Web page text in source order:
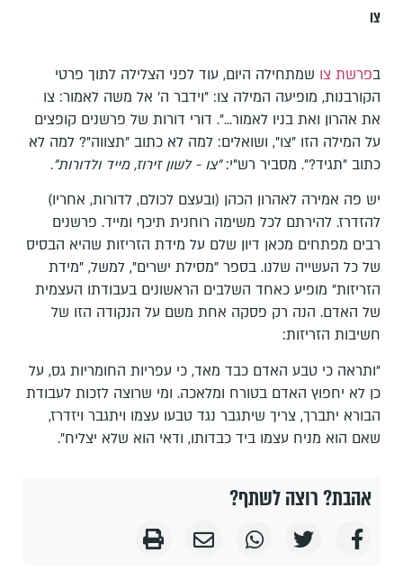
צו
בפרשת צו שמתחילה היום, עוד לפני הצלילה לתוך פרטי
הקורבנות, מופיעה המילה צו: "וידבר ה' אל משה לאמור: צו
את אהרון ואת בניו לאמור...". דורי דורות של פרשנים קופצים
על המילה הזו "צו", ושואלים: למה לא כתוב "תצווה"? למה לא
כתוב "תגיד?". מסביר רש"י:"צו - לשון זירוז, מייד ולדורות".
יש פה אמירה לאהרון הכהן (ובעצם לכולם, לדורות, אחריו)
להזדרז. להירתם לכל משימה רוחנית תיכף ומייד. פרשנים
רבים מפתחים מכאן דיון שלם על מידת הזריזות שהיא הבסיס
של כל העשייה שלנו. בספר "מסילת ישרים", למשל, "מידת
הזריזות" מופיע כאחד השלבים הראשונים בעבודתו העצמית
של האדם. הנה רק פסקה אחת משם על הנקודה הזו של
חשיבות הזריזות:
"ותראה כי טבע האדם כבד מאד, כי עפריות החומריות גס, על
כן לא יחפוץ האדם בטורח ומלאכה. ומי שרוצה לזכות לעבודת
הבורא יתברך, צריך שיתגבר נגד טבעו עצמו ויתגבר ויזדרז,
שאם הוא מניח עצמו ביד כבדותו, ודאי הוא שלא יצליח".
אהבת? רוצה לשתף?